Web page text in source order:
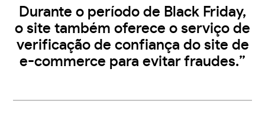
Durante o período de Black Friday,
o site também oferece o serviço de
verificação de confiança do site de
e-commerce para evitar fraudes.”